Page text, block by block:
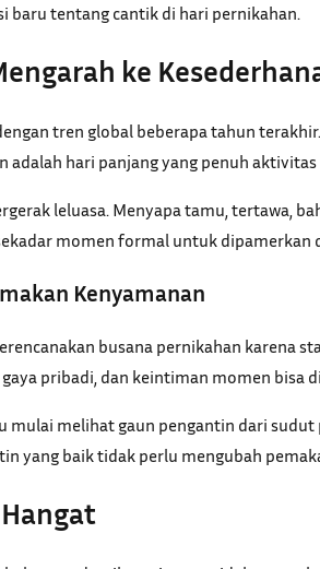
baru tentang cantik di hari pernikahan.
ke
tren global beberapa tahun
adalah hari panjang yang penuh
leluasa. Menyapa tamu, tertawa,
momen formal untuk dipamerkan
Kenyamanan
busana pernikahan karena
pribadi, dan keintiman momen bisa
mulai melihat gaun pengantin dari
yang baik tidak perlu mengubah